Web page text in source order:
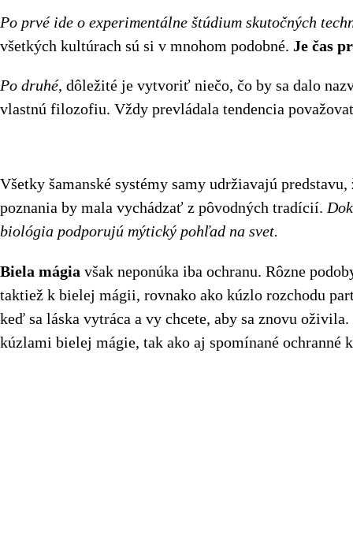
Po prvé ide o experimentálne štúdium skutočných
všetkých kultúrach sú si v mnohom podobné. Je čas
Po druhé, dôležité je vytvoriť niečo, čo by sa dalo
vlastnú filozofiu. Vždy prevládala tendencia
Všetky šamanské systémy samy udržiavajú
poznania by mala vychádzať z pôvodných tradícií.
biológia podporujú mýtický pohľad na svet.
Biela mágia však neponúka iba ochranu. Rôzne
taktiež k bielej mágii, rovnako ako kúzlo rozchodu
keď sa láska vytráca a vy chcete, aby sa znovu
kúzlami bielej mágie, tak ako aj spomínané ochranné